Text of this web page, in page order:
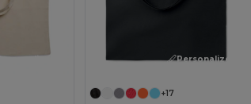
Personalize-o! Personalize-o!
+17